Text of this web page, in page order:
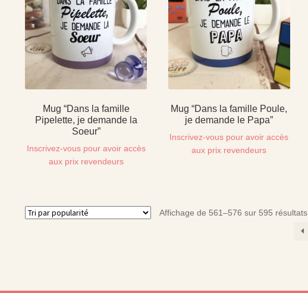
Mug “Dans la famille
Pipelette, je demande la
Soeur”
Inscrivez-vous pour avoir accès
aux prix revendeurs
Mug “Dans la famille Poule,
je demande le Papa”
Inscrivez-vous pour avoir accès
aux prix revendeurs
Affichage de 561–576 sur 595 résultats